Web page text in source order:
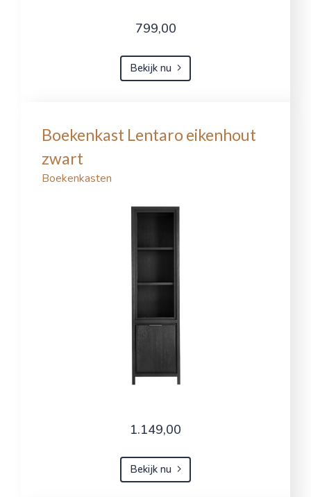
799,00
Bekijk nu
Boekenkast Lentaro eikenhout
zwart
Boekenkasten
1.149,00
Bekijk nu